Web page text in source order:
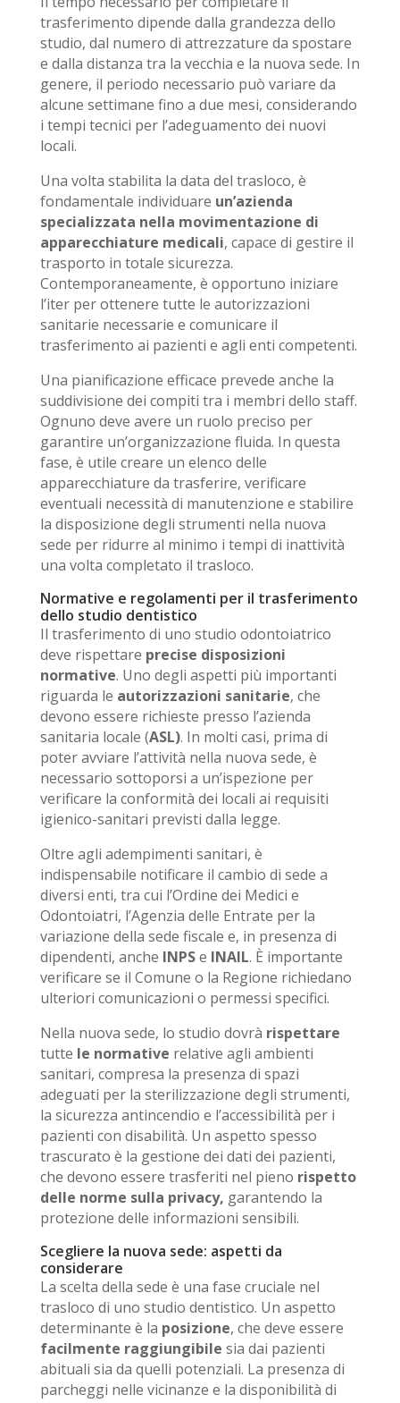
trasferimento dipende dalla grandezza dello
studio, dal numero di attrezzature da spostare
e dalla distanza tra la vecchia e la nuova sede. In
genere, il periodo necessario può variare da
alcune settimane fino a due mesi, considerando
i tempi tecnici per l’adeguamento dei nuovi
locali.
Una volta stabilita la data del trasloco, è
fondamentale individuare un’azienda
specializzata nella movimentazione di
apparecchiature medicali, capace di gestire il
trasporto in totale sicurezza.
Contemporaneamente, è opportuno iniziare
l’iter per ottenere tutte le autorizzazioni
sanitarie necessarie e comunicare il
trasferimento ai pazienti e agli enti competenti.
Una pianificazione efficace prevede anche la
suddivisione dei compiti tra i membri dello staff.
Ognuno deve avere un ruolo preciso per
garantire un’organizzazione fluida. In questa
fase, è utile creare un elenco delle
apparecchiature da trasferire, verificare
eventuali necessità di manutenzione e stabilire
la disposizione degli strumenti nella nuova
sede per ridurre al minimo i tempi di inattività
una volta completato il trasloco.
Normative e regolamenti per il trasferimento
dello studio dentistico
Il trasferimento di uno studio odontoiatrico
deve rispettare precise disposizioni
normative. Uno degli aspetti più importanti
riguarda le autorizzazioni sanitarie, che
devono essere richieste presso l’azienda
sanitaria locale (ASL). In molti casi, prima di
poter avviare l’attività nella nuova sede, è
necessario sottoporsi a un’ispezione per
verificare la conformità dei locali ai requisiti
igienico-sanitari previsti dalla legge.
Oltre agli adempimenti sanitari, è
indispensabile notificare il cambio di sede a
diversi enti, tra cui l’Ordine dei Medici e
Odontoiatri, l’Agenzia delle Entrate per la
variazione della sede fiscale e, in presenza di
dipendenti, anche INPSe INAIL. È importante
verificare se il Comune o la Regione richiedano
ulteriori comunicazioni o permessi specifici.
Nella nuova sede, lo studio dovrà rispettare
tutte le normative relative agli ambienti
sanitari, compresa la presenza di spazi
adeguati per la sterilizzazione degli strumenti,
la sicurezza antincendio e l’accessibilità per i
pazienti con disabilità. Un aspetto spesso
trascurato è la gestione dei dati dei pazienti,
che devono essere trasferiti nel pieno rispetto
delle norme sulla privacy, garantendo la
protezione delle informazioni sensibili.
Scegliere la nuova sede: aspetti da
considerare
La scelta della sede è una fase cruciale nel
trasloco di uno studio dentistico. Un aspetto
determinante è la posizione, che deve essere
facilmente raggiungibile sia dai pazienti
abituali sia da quelli potenziali. La presenza di
parcheggi nelle vicinanze e la disponibilità di